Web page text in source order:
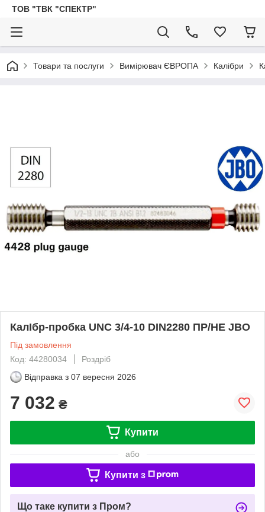
ТОВ "ТВК "СПЕКТР"
Товари та послуги Вимірювач ЄВРОПА Калібри
КалІбр-пробка UNC 3/4-10 DIN2280 ПР/НЕ JBO
Під замовлення
Код: 44280034
Роздріб
Відправка з 07 вересня 2026
7 032 ₴
Купити
або
Купити з
Що таке купити з Пром?